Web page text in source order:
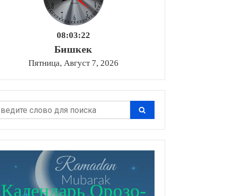
08:03:23
Бишкек
Пятница, Август 7, 2026
Календарь Орозо-